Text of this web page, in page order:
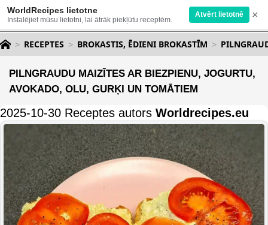
WorldRecipes lietotne
Instalējiet mūsu lietotni, lai ātrāk piekļūtu receptēm.
Atvērt lietotnē ×
RECEPTES BROKASTIS, ĒDIENI BROKASTĪM
PILNGRAUDU MAIZĪTES AR BIEZPIENU, JOGURTU,
AVOKADO, OLU, GURĶI UN TOMĀTIEM
2025-10-30 Receptes autors Worldrecipes.eu